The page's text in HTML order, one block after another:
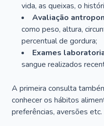
vida, as queixas, o
Avaliação
como peso, altura,
percentual de gordura;
Exames
sangue realizados
A primeira consulta
conhecer os hábitos
preferências, aversões etc.